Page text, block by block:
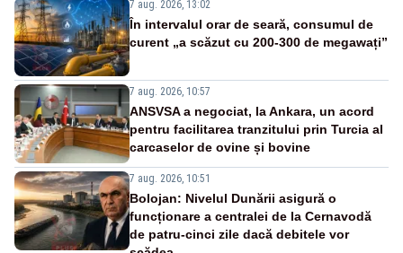
7 aug. 2026, 13:02
În intervalul orar de seară, consumul de
curent „a scăzut cu 200-300 de megawați”
7 aug. 2026, 10:57
ANSVSA a negociat, la Ankara, un acord
pentru facilitarea tranzitului prin Turcia al
carcaselor de ovine și bovine
7 aug. 2026, 10:51
Bolojan: Nivelul Dunării asigură o
funcționare a centralei de la Cernavodă
de patru-cinci zile dacă debitele vor